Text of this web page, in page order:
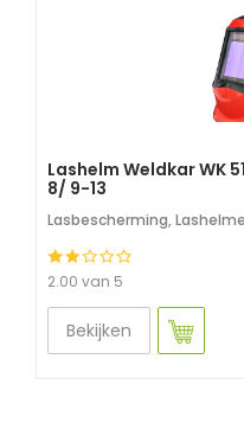
Lashelm Weldkar WK
8/ 9-13
Lasbescherming,
2.00 van 5
Bekijken